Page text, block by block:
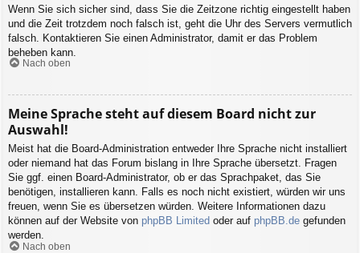
Wenn Sie sich sicher sind, dass Sie die Zeitzone richtig eingestellt haben
und die Zeit trotzdem noch falsch ist, geht die Uhr des Servers vermutlich
falsch. Kontaktieren Sie einen Administrator, damit er das Problem
beheben kann.
Nach oben
Meine Sprache steht auf diesem Board nicht zur
Auswahl!
Meist hat die Board-Administration entweder Ihre Sprache nicht installiert
oder niemand hat das Forum bislang in Ihre Sprache übersetzt. Fragen
Sie ggf. einen Board-Administrator, ob er das Sprachpaket, das Sie
benötigen, installieren kann. Falls es noch nicht existiert, würden wir uns
freuen, wenn Sie es übersetzen würden. Weitere Informationen dazu
können auf der Website von phpBB Limited oder auf phpBB.de gefunden
werden.
Nach oben